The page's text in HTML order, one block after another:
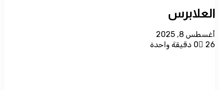
العلابرس
أغسطس 8, 2025
0
26 دقيقة واحدة